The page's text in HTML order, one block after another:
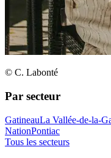
© C. Labonté
Par secteur
GatineauLa Vallée-de-la-
NationPontiac
Tous les secteurs